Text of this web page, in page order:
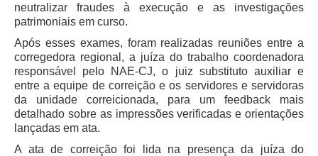
neutralizar fraudes à execução e as investigações
patrimoniais em curso.
Após esses exames, foram realizadas reuniões entre a
corregedora regional, a juíza do trabalho coordenadora
responsável pelo NAE-CJ, o juiz substituto auxiliar e
entre a equipe de correição e os servidores e servidoras
da unidade correicionada, para um feedback mais
detalhado sobre as impressões verificadas e orientações
lançadas em ata.
A ata de correição foi lida na presença da juíza do